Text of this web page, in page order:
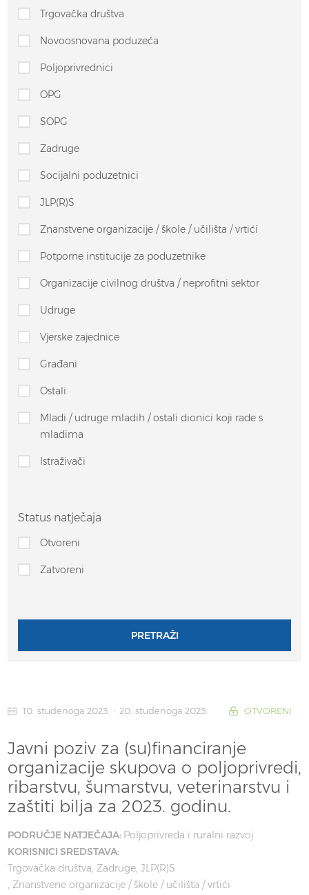
Trgovačka društva
Novoosnovana poduzeća
Poljoprivrednici
OPG
SOPG
Zadruge
Socijalni poduzetnici
JLP(R)S
Znanstvene organizacije / škole / učilišta / vrtići
Potporne institucije za poduzetnike
Organizacije civilnog društva / neprofitni sektor
Udruge
Vjerske zajednice
Građani
Ostali
Mladi / udruge mladih / ostali dionici koji rade s
mladima
Istraživači
Status natječaja
Otvoreni
Zatvoreni
PRETRAŽI
10. studenoga 2023. - 20. studenoga 2023. OTVORENI
Javni poziv za (su)financiranje
organizacije skupova o poljoprivredi,
ribarstvu, šumarstvu, veterinarstvu i
zaštiti bilja za 2023. godinu.
PODRUČJE NATJEČAJA: Poljoprivreda i ruralni razvoj
KORISNICI SREDSTAVA:
Trgovačka društva Zadruge JLP(R)S
Znanstvene organizacije / škole / učilišta / vrtići